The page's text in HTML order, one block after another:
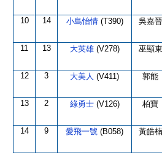
10 14 小島怡情 (T390) 吳嘉晉
11 13 大英雄 (V278) 巫顯東
12 3 大美人 (V411) 郭能
13 2 綠勇士 (V126) 柏寶
14 9 愛飛一號 (B058) 黃皓楠